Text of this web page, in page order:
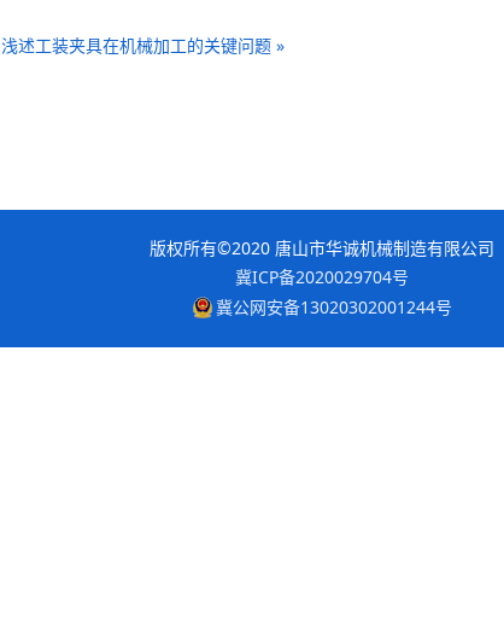
浅述工装夹具在机械加工的关键问题 »
版权所有©2020 唐山市华诚机械制造有限公司
冀ICP备2020029704号
冀公网安备13020302001244号